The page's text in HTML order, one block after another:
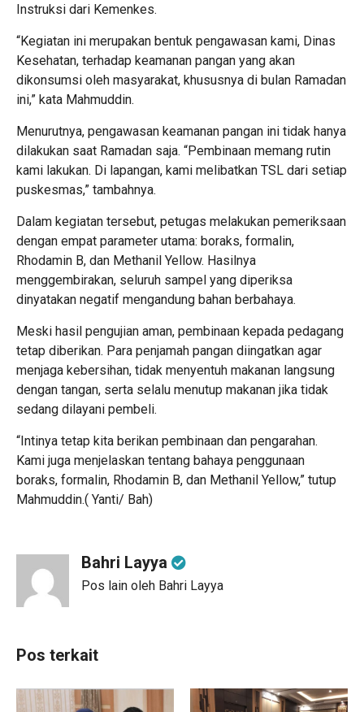
Instruksi dari Kemenkes.
“Kegiatan ini merupakan bentuk pengawasan kami, Dinas
Kesehatan, terhadap keamanan pangan yang akan
dikonsumsi oleh masyarakat, khususnya di bulan Ramadan
ini,” kata Mahmuddin.
Menurutnya, pengawasan keamanan pangan ini tidak hanya
dilakukan saat Ramadan saja. “Pembinaan memang rutin
kami lakukan. Di lapangan, kami melibatkan TSL dari setiap
puskesmas,” tambahnya.
Dalam kegiatan tersebut, petugas melakukan pemeriksaan
dengan empat parameter utama: boraks, formalin,
Rhodamin B, dan Methanil Yellow. Hasilnya
menggembirakan, seluruh sampel yang diperiksa
dinyatakan negatif mengandung bahan berbahaya.
Meski hasil pengujian aman, pembinaan kepada pedagang
tetap diberikan. Para penjamah pangan diingatkan agar
menjaga kebersihan, tidak menyentuh makanan langsung
dengan tangan, serta selalu menutup makanan jika tidak
sedang dilayani pembeli.
“Intinya tetap kita berikan pembinaan dan pengarahan.
Kami juga menjelaskan tentang bahaya penggunaan
boraks, formalin, Rhodamin B, dan Methanil Yellow,” tutup
Mahmuddin.( Yanti/ Bah)
Bahri Layya
Pos lain oleh Bahri Layya
Pos terkait